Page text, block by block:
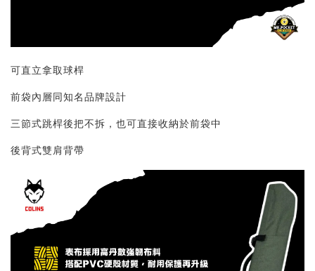
可直立拿取球桿
前袋內層同知名品牌設計
三節式跳桿後把不拆，也可直接收納於前袋中
後背式雙肩背帶